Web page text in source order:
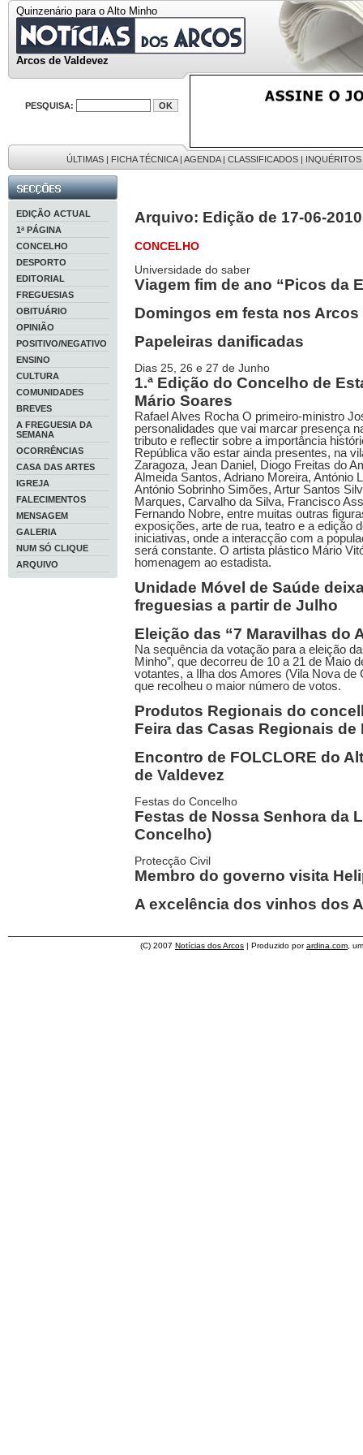
Quinzenário para o Alto Minho
Arcos de Valdevez
PESQUISA:
ÚLTIMAS | FICHA TÉCNICA| AGENDA| CLASSIFICADOS | INQUÉRITOS
EDIÇÃO ACTUAL
1ª PÁGINA
CONCELHO
DESPORTO
EDITORIAL
FREGUESIAS
OBITUÁRIO
OPINIÃO
POSITIVO/NEGATIVO
ENSINO
CULTURA
COMUNIDADES
BREVES
A FREGUESIA DA
SEMANA
OCORRÊNCIAS
CASA DAS ARTES
IGREJA
FALECIMENTOS
MENSAGEM
GALERIA
NUM SÓ CLIQUE
ARQUIVO
Arquivo: Edição de 17-06-2010
CONCELHO
Universidade do saber
Viagem fim de ano “Picos da
Domingos em festa nos Arcos
Papeleiras danificadas
Dias 25, 26 e 27 de Junho
1.ª Edição do Concelho de
Mário Soares
Rafael Alves Rocha O primeiro-ministro
personalidades que vai marcar presença
tributo e reflectir sobre a importância
República vão estar ainda presentes, na
Zaragoza, Jean Daniel, Diogo Freitas do
Almeida Santos, Adriano Moreira, António
António Sobrinho Simões, Artur Santos
Marques, Carvalho da Silva, Francisco
Fernando Nobre, entre muitas outras
exposições, arte de rua, teatro e a edição
iniciativas, onde a interacção com a
será constante. O artista plástico Mário
homenagem ao estadista.
Unidade Móvel de Saúde
freguesias a partir de Julho
Eleição das “7 Maravilhas do
Na sequência da votação para a eleição
Minho”, que decorreu de 10 a 21 de Maio
votantes, a Ilha dos Amores (Vila Nova de
que recolheu o maior número de votos.
Produtos Regionais do
Feira das Casas Regionais de
Encontro de FOLCLORE do
de Valdevez
Festas do Concelho
Festas de Nossa Senhora da
Concelho)
Protecção Civil
Membro do governo visita
A excelência dos vinhos dos
(C) 2007 Notícias dos Arcos | Produzido porardina.com ,